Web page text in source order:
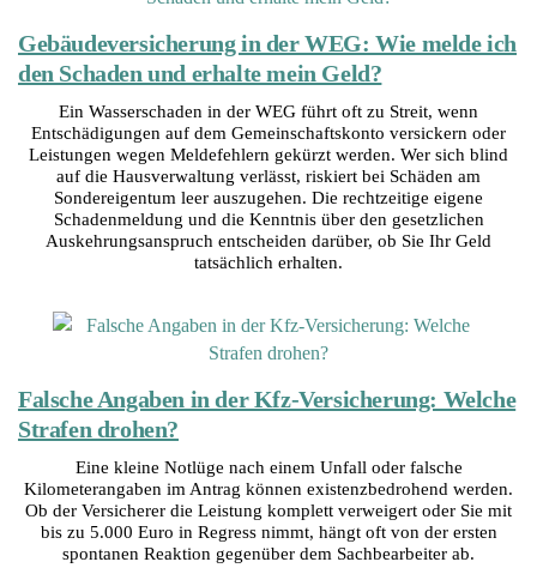
Gebäudeversicherung in der WEG: Wie melde ich
den Schaden und erhalte mein Geld?
Ein Wasserschaden in der WEG führt oft zu Streit, wenn
Entschädigungen auf dem Gemeinschaftskonto versickern oder
Leistungen wegen Meldefehlern gekürzt werden. Wer sich blind
auf die Hausverwaltung verlässt, riskiert bei Schäden am
Sondereigentum leer auszugehen. Die rechtzeitige eigene
Schadenmeldung und die Kenntnis über den gesetzlichen
Auskehrungsanspruch entscheiden darüber, ob Sie Ihr Geld
tatsächlich erhalten.
Falsche Angaben in der Kfz-Versicherung: Welche
Strafen drohen?
Eine kleine Notlüge nach einem Unfall oder falsche
Kilometerangaben im Antrag können existenzbedrohend werden.
Ob der Versicherer die Leistung komplett verweigert oder Sie mit
bis zu 5.000 Euro in Regress nimmt, hängt oft von der ersten
spontanen Reaktion gegenüber dem Sachbearbeiter ab.